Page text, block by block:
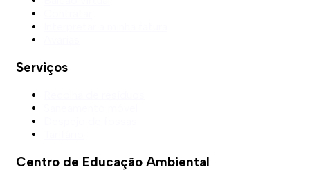
Serviços
Centro de Educação Ambiental